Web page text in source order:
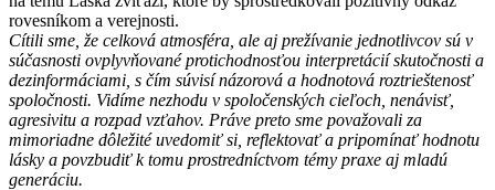
rovesníkom a verejnosti.
Cítili sme, že celková atmosféra, ale aj prežívanie jednotlivcov sú v
súčasnosti ovplyvňované protichodnosťou interpretácií skutočnosti a
dezinformáciami, s čím súvisí názorová a hodnotová roztrieštenosť
spoločnosti. Vidíme nezhodu v spoločenských cieľoch, nenávisť,
agresivitu a rozpad vzťahov. Práve preto sme považovali za
mimoriadne dôležité uvedomiť si, reflektovať a pripomínať hodnotu
lásky a povzbudiť k tomu prostredníctvom témy praxe aj mladú
generáciu.